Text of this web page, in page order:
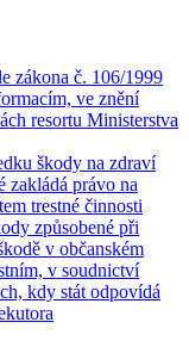
zákona č. 106/1999
ve znění
resortu Ministerstva
škody na zdraví
zakládá právo na
trestné činnosti
způsobené při
v občanském
v soudnictví
kdy stát odpovídá